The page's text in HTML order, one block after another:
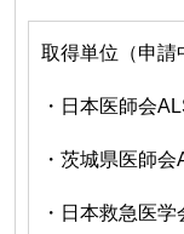
取得単位（申請
・日本医師会
・茨城県医師
・日本救急医